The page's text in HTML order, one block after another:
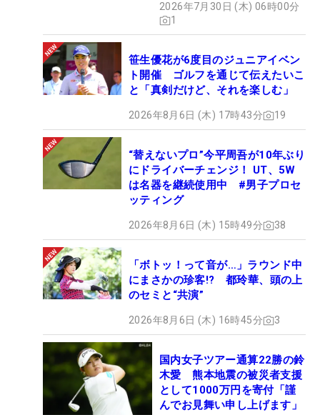
2026年7月30日 (木) 06時00分
1
笹生優花が6度目のジュニアイベン
ト開催 ゴルフを通じて伝えたいこ
と「真剣だけど、それを楽しむ」
2026年8月6日 (木) 17時43分 19
“替えないプロ”今平周吾が10年ぶり
にドライバーチェンジ！ UT、5W
は名器を継続使用中 #男子プロセ
ッティング
2026年8月6日 (木) 15時49分 38
「ボトッ！って音が…」ラウンド中
にまさかの珍客!? 都玲華、頭の上
のセミと“共演”
2026年8月6日 (木) 16時45分 3
国内女子ツアー通算22勝の鈴
木愛 熊本地震の被災者支援
として1000万円を寄付「謹
んでお見舞い申し上げます」